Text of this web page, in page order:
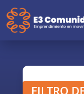
FILTRO